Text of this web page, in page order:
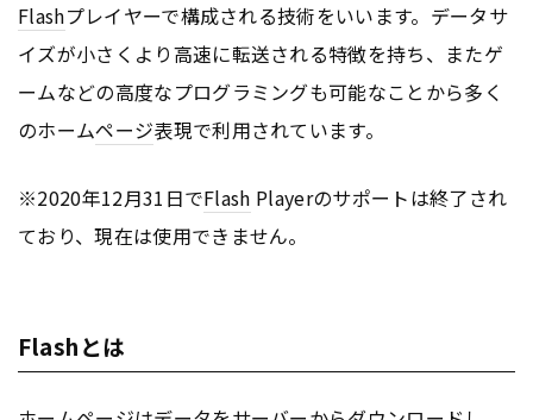
Flashプレイヤーで構成される技術をいいます。データサ
イズが小さくより高速に転送される特徴を持ち、またゲ
ームなどの高度なプログラミングも可能なことから多く
のホームページ表現で利用されています。
※2020年12月31日でFlash Playerのサポートは終了され
ており、現在は使用できません。
Flashとは